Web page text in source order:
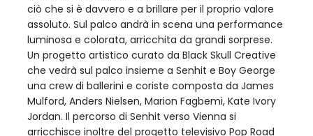
ciò che si è davvero e a brillare per il proprio valore
assoluto. Sul palco andrà in scena una performance
luminosa e colorata, arricchita da grandi sorprese.
Un progetto artistico curato da Black Skull Creative
che vedrà sul palco insieme a Senhit e Boy George
una crew di ballerini e coriste composta da James
Mulford, Anders Nielsen, Marion Fagbemi, Kate Ivory
Jordan. Il percorso di Senhit verso Vienna si
arricchisce inoltre del progetto televisivo Pop Road